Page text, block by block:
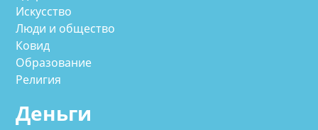
Искусство
Люди и общество
Ковид
Образование
Религия
Деньги